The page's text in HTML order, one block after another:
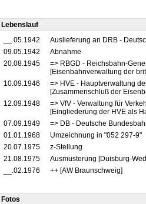
Lebenslauf
__.05.1942
Auslieferung an DRB -
09.05.1942
Abnahme
20.08.1945
=> RBGD - Reichsbahn-
[Eisenbahnverwaltung der
10.09.1946
=> HVE - Hauptverwaltung
[Zusammenschluß der
12.09.1948
=> VfV - Verwaltung für
[Eingliederung der HVE als
07.09.1949
=> DB - Deutsche
01.01.1968
Umzeichnung in "052 297-9"
20.07.1975
z-Stellung
21.08.1975
Ausmusterung [Duisburg-
__.02.1976
++ [AW Braunschweig]
Fotos